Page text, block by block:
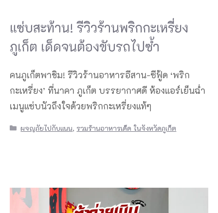
แซ่บสะท้าน! รีวิวร้านพริกกะเหรี่ยง
ภูเก็ต เด็ดจนต้องขับรถไปซ้ำ
คนภูเก็ตพาชิม! รีวิวร้านอาหารอีสาน-ซีฟู้ด ‘พริก
กะเหรี่ยง’ ที่นาคา ภูเก็ต บรรยากาศดี ห้องแอร์เย็นฉ่ำ
เมนูแซ่บนัวถึงใจด้วยพริกกะเหรี่ยงแท้ๆ
Categories
ผจญภัยไปกับแนน, รวมร้านอาหารเด็ด ในจังหวัดภูเก็ต